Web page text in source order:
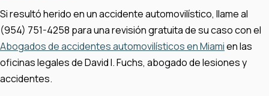
Si resultó herido en un accidente automovilístico, llame al
(954) 751-4258 para una revisión gratuita de su caso con el
Abogados de accidentes automovilísticos en Miamien las
oficinas legales de David I. Fuchs, abogado de lesiones y
accidentes.